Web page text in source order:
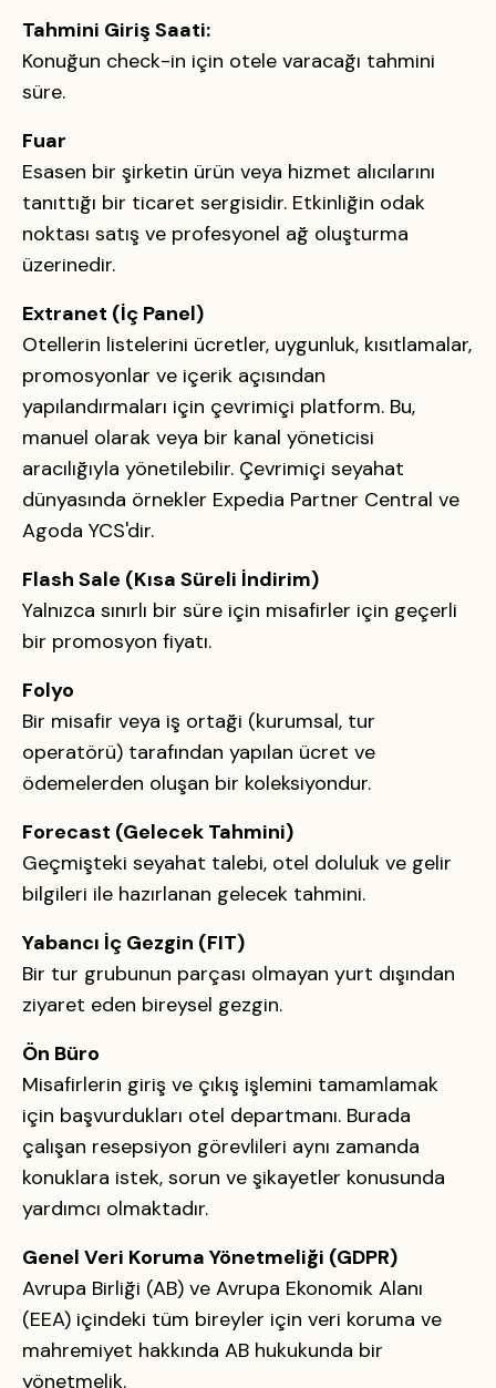
Tahmini Giriş Saati:
Konuğun check-in için otele varacağı tahmini
süre.
Fuar
Esasen bir şirketin ürün veya hizmet alıcılarını
tanıttığı bir ticaret sergisidir. Etkinliğin odak
noktası satış ve profesyonel ağ oluşturma
üzerinedir.
Extranet (İç Panel)
Otellerin listelerini ücretler, uygunluk, kısıtlamalar,
promosyonlar ve içerik açısından
yapılandırmaları için çevrimiçi platform. Bu,
manuel olarak veya bir kanal yöneticisi
aracılığıyla yönetilebilir. Çevrimiçi seyahat
dünyasında örnekler Expedia Partner Central ve
Agoda YCS'dir.
Flash Sale (Kısa Süreli İndirim)
Yalnızca sınırlı bir süre için misafirler için geçerli
bir promosyon fiyatı.
Folyo
Bir misafir veya iş ortaği (kurumsal, tur
operatörü) tarafından yapılan ücret ve
ödemelerden oluşan bir koleksiyondur.
Forecast (Gelecek Tahmini)
Geçmişteki seyahat talebi, otel doluluk ve gelir
bilgileri ile hazırlanan gelecek tahmini.
Yabancı İç Gezgin (FIT)
Bir tur grubunun parçası olmayan yurt dışından
ziyaret eden bireysel gezgin.
Ön Büro
Misafirlerin giriş ve çıkış işlemini tamamlamak
için başvurdukları otel departmanı. Burada
çalışan resepsiyon görevlileri aynı zamanda
konuklara istek, sorun ve şikayetler konusunda
yardımcı olmaktadır.
Genel Veri Koruma Yönetmeliği (GDPR)
Avrupa Birliği (AB) ve Avrupa Ekonomik Alanı
(EEA) içindeki tüm bireyler için veri koruma ve
mahremiyet hakkında AB hukukunda bir
yönetmelik.